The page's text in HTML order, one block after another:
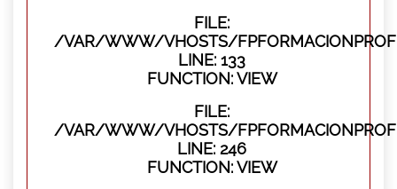
FILE:
/VAR/WWW/VHOSTS/
LINE: 133
FUNCTION: VIEW
FILE:
/VAR/WWW/VHOSTS/
LINE: 246
FUNCTION: VIEW